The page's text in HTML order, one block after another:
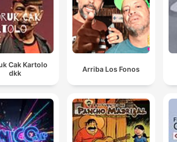
Cak Kartolo
dkk
Arriba Los Fonos